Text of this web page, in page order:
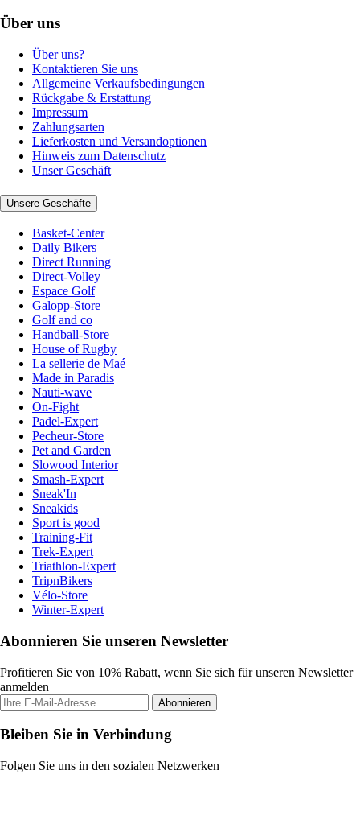
Über uns
Über uns?
Kontaktieren Sie uns
Allgemeine Verkaufsbedingungen
Rückgabe & Erstattung
Impressum
Zahlungsarten
Lieferkosten und Versandoptionen
Hinweis zum Datenschutz
Unser Geschäft
Unsere Geschäfte
Basket-Center
Daily Bikers
Direct Running
Direct-Volley
Espace Golf
Galopp-Store
Golf and co
Handball-Store
House of Rugby
La sellerie de Maé
Made in Paradis
Nauti-wave
On-Fight
Padel-Expert
Pecheur-Store
Pet and Garden
Slowood Interior
Smash-Expert
Sneak'In
Sneakids
Sport is good
Training-Fit
Trek-Expert
Triathlon-Expert
TripnBikers
Vélo-Store
Winter-Expert
Abonnieren Sie unseren Newsletter
Profitieren Sie von 10% Rabatt, wenn Sie sich für unseren Newsletter
anmelden
Abonnieren
Bleiben Sie in Verbindung
Folgen Sie uns in den sozialen Netzwerken